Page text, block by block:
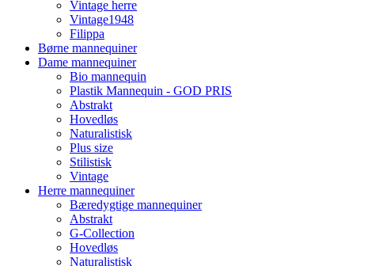
Vintage herre
Vintage1948
Filippa
Børne mannequiner
Dame mannequiner
Bio mannequin
Plastik Mannequin - GOD PRIS
Abstrakt
Hovedløs
Naturalistisk
Plus size
Stilistisk
Vintage
Herre mannequiner
Bæredygtige mannequiner
Abstrakt
G-Collection
Hovedløs
Naturalistisk